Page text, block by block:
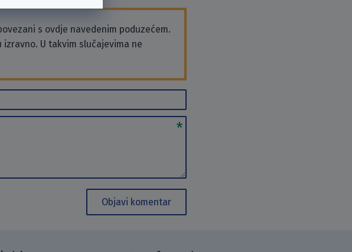
s ovdje navedenim poduzećem.
U takvim slučajevima ne
Objavi komentar